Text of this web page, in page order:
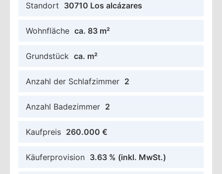
Standort 30710 Los alcázares
Wohnfläche ca. 83 m²
Grundstück ca. m²
Anzahl der Schlafzimmer 2
Anzahl Badezimmer 2
Kaufpreis 260.000 €
Käuferprovision 3.63 % (inkl. MwSt.)